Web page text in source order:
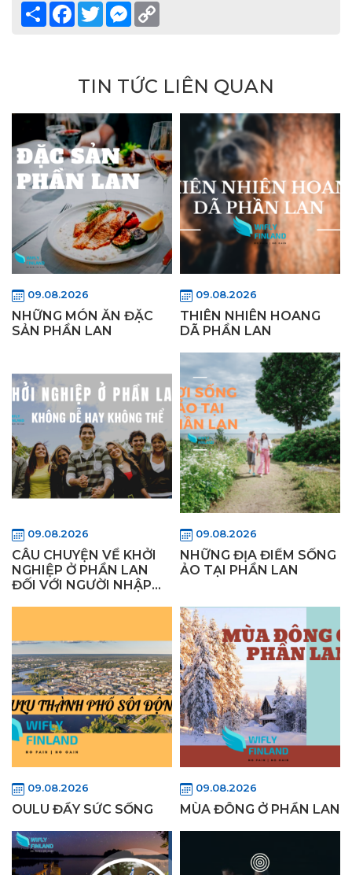
Share Facebook
TwitterMessenger
TIN TỨC LIÊN QUAN
09.08.2026
NHỮNG MÓN ĂN ĐẶC
SẢN PHẦN LAN
09.08.2026
THIÊN NHIÊN HOANG
DÃ PHẦN LAN
09.08.2026
CÂU CHUYỆN VỀ KHỞI
NGHIỆP Ở PHẦN LAN
ĐỐI VỚI NGƯỜI NHẬP
09.08.2026
NHỮNG ĐỊA ĐIỂM SỐNG
ẢO TẠI PHẦN LAN
09.08.2026
OULU ĐẦY SỨC SỐNG
09.08.2026
MÙA ĐÔNG Ở PHẦN LAN